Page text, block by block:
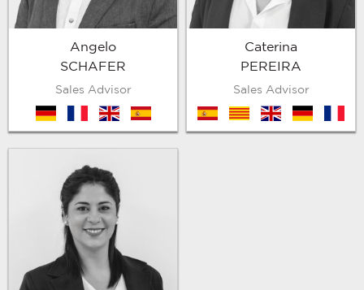
Angelo
SCHAFER
Sales Advisor
de en es
Caterina
PEREIRA
Sales Advisor
es cat en de